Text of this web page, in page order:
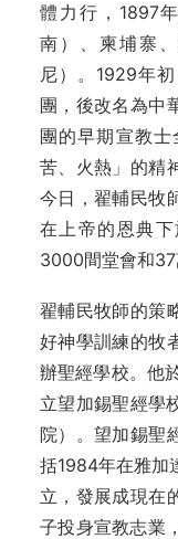
體力行，1897
南）、柬埔寨
尼）。1929年
團，後改名為中
團的早期宣教
苦、火熱」的精
今日，翟輔民牧
在上帝的恩典
3000間堂會和37
翟輔民牧師的策
好神學訓練的牧
辦聖經學校。他
立望加錫聖經學
院）。望加錫聖
括1984年在雅加
立，發展成現在
子投身宣教志業